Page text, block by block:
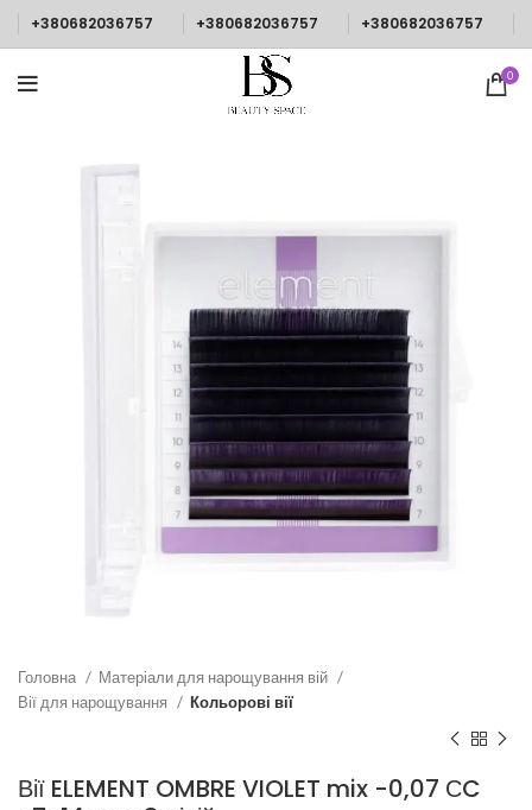
+380682036757 +380682036757 +380682036757
0
Головна
Матеріали для нарощування вій
Вії для нарощування
Кольорові вії
Вії ELEMENT OMBRE VIOLET mix -0,07 СC